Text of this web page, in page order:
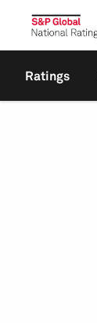
Ratings